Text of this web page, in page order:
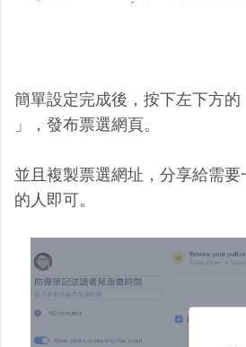
簡單設定完成後，按下左下方的
」，發布票選網頁。
並且複製票選網址，分享給需
的人即可。